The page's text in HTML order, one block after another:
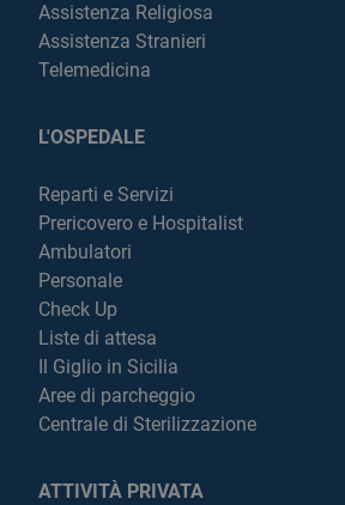
Assistenza Religiosa
Assistenza Stranieri
Telemedicina
L'OSPEDALE
Reparti e Servizi
Prericovero e Hospitalist
Ambulatori
Personale
Check Up
Liste di attesa
Il Giglio in Sicilia
Aree di parcheggio
Centrale di Sterilizzazione
ATTIVITÀ PRIVATA